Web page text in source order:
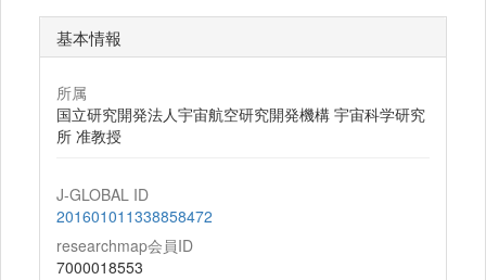
基本情報
所属
国立研究開発法人宇宙航空研究開発機構 宇宙科学研究
所 准教授
J-GLOBAL ID
201601011338858472
researchmap会員ID
7000018553